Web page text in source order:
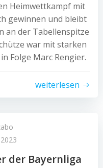
Heimwettkampf mit
gewinnen und bleibt
an der Tabellenspitze
war mit starken
Folge Marc Rengier.
weiterlesen
der Bayernliga